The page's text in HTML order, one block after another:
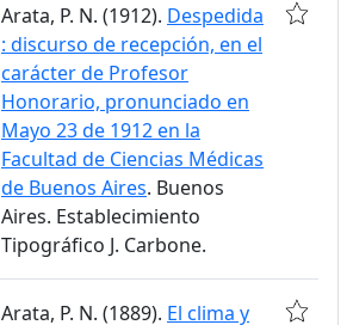
Arata, P. N. (1912). Despedida
: discurso de recepción, en el
carácter de Profesor
Honorario, pronunciado en
Mayo 23 de 1912 en la
Facultad de Ciencias Médicas
de Buenos Aires. Buenos
Aires. Establecimiento
Tipográfico J. Carbone.
Arata, P. N. (1889). El clima y